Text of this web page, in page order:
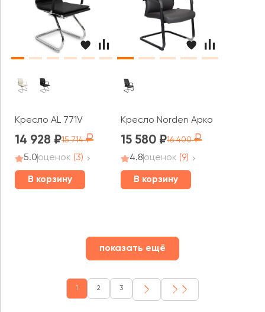
Кресло AL 771V
14 928 15 714
5.0оценок (3)
В корзину
Кресло Norden Арко CF грэй /
15 580 16 400
4.8оценок (9)
В корзину
показать ещё
1 2 3